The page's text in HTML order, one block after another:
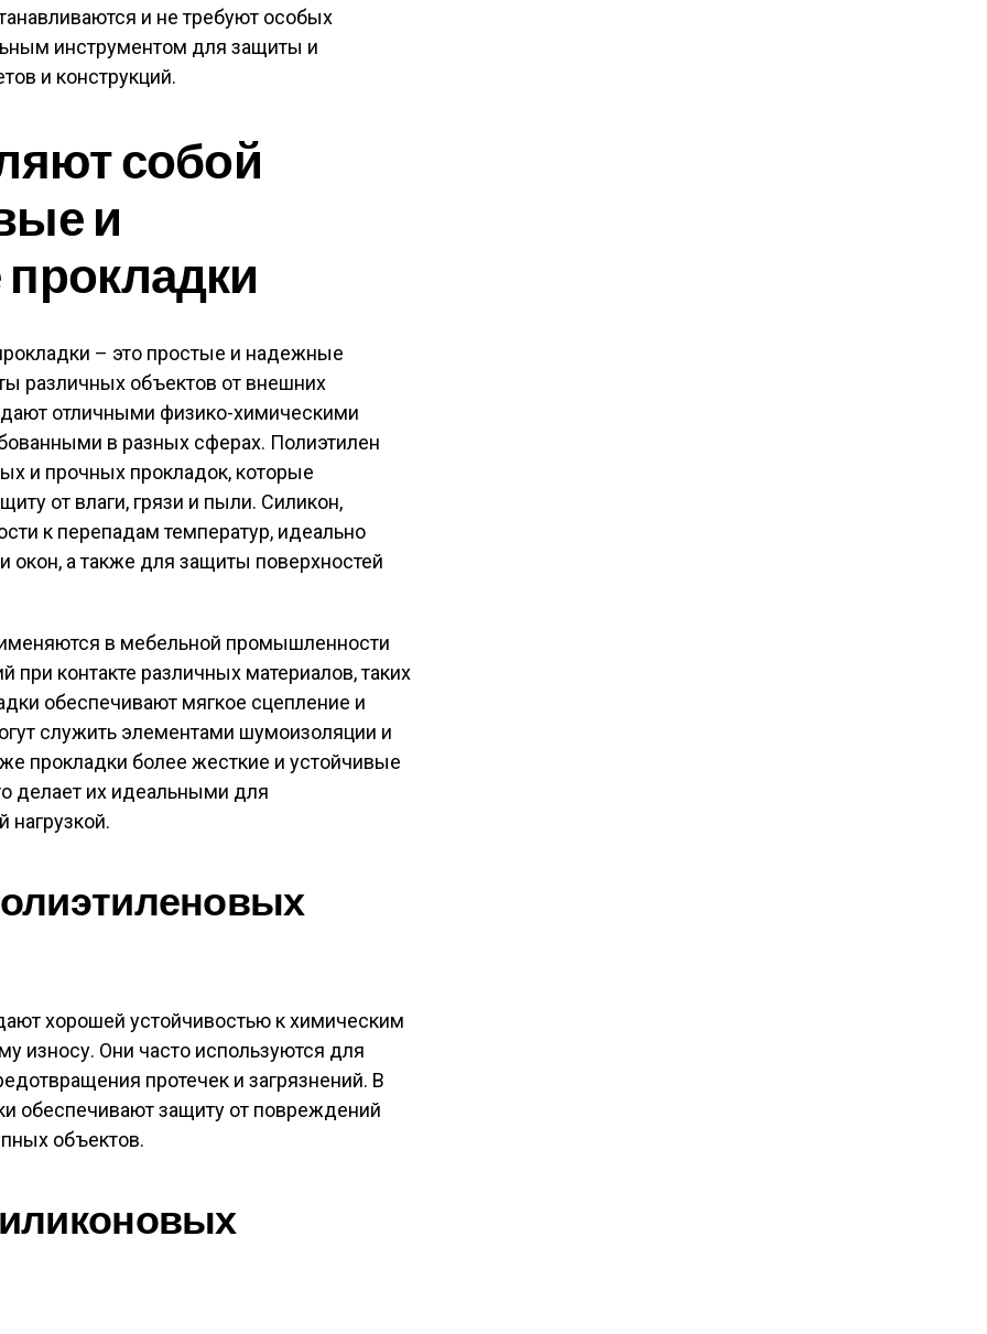
и не требуют особых
инструментом для защиты и
и конструкций.
собой
и
– это простые и надежные
различных объектов от внешних
отличными физико-химическими
в разных сферах. Полиэтилен
и прочных прокладок, которые
от влаги, грязи и пыли. Силикон,
к перепадам температур, идеально
окон, а также для защиты поверхностей
в мебельной промышленности
контакте различных материалов, таких
обеспечивают мягкое сцепление и
служить элементами шумоизоляции и
прокладки более жесткие и устойчивые
делает их идеальными для
нагрузкой.
хорошей устойчивостью к химическим
износу. Они часто используются для
протечек и загрязнений. В
обеспечивают защиту от повреждений
объектов.